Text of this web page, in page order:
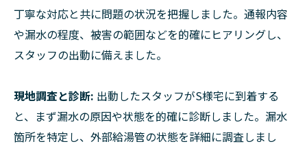
丁寧な対応と共に問題の状況を把握しました。通報内容
や漏水の程度、被害の範囲などを的確にヒアリングし、
スタッフの出動に備えました。
現地調査と診断: 出動したスタッフがS様宅に到着する
と、まず漏水の原因や状態を的確に診断しました。漏水
箇所を特定し、外部給湯管の状態を詳細に調査しまし